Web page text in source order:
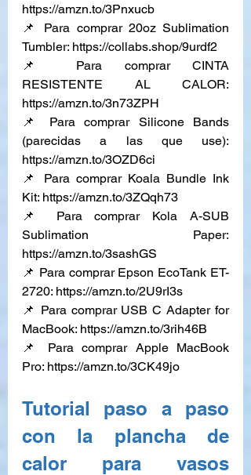
https://amzn.to/3Pnxucb
📌 Para comprar 20oz Sublimation
Tumbler: https://collabs.shop/9urdf2
📌 Para comprar CINTA
https://amzn.to/3n73ZPH
📌 Para comprar Silicone Bands
https://amzn.to/3OZD6ci
📌 Para comprar Koala Bundle Ink
Kit: https://amzn.to/3ZQqh73
📌 Para comprar Kola A-SUB
https://amzn.to/3sashGS
📌 Para comprar Epson EcoTank ET-
2720: https://amzn.to/2U9rI3s
📌 Para comprar USB C Adapter for
MacBook: https://amzn.to/3rih46B
📌 Para comprar Apple MacBook
Pro: https://amzn.to/3CK49jo
Tutorial paso a paso
con la plancha de
calor para vasos